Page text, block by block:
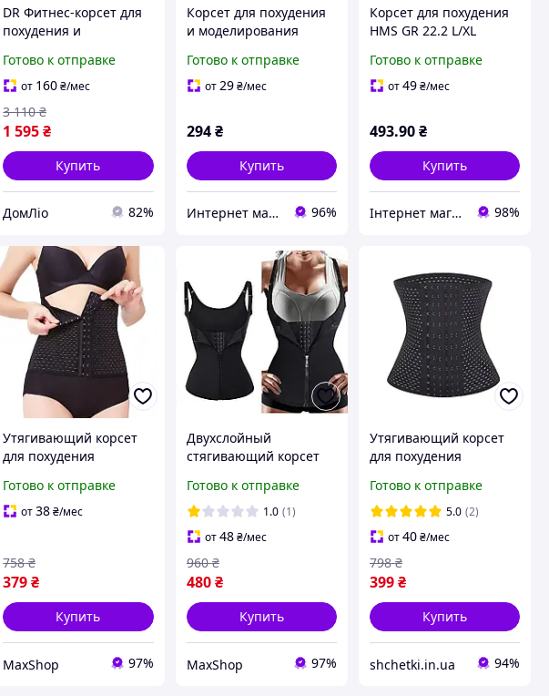
DR Фитнес-корсет для
похудения и
Doros Prop черный S
Doro-l2
Готово к отправке
от 160₴/мес
1 595₴
3 110 ₴
Купить
ДомЛіо 82%
Корсет для похудения
и моделирования
Clothes.
Готово к отправке
от29 ₴/мес
294 ₴
Купить
Интернет магазин "Нужные покупки" 96%
Корсет для похудения
HMS GR 22.2 L/XL
Готово к отправке
от49₴/мес
493.90₴
Купить
Інтернет магазин СпортТочка 98%
Утягивающий корсет
для похудения
коррекционный,
Корсет для втягивания
Готово к отправке
от38₴/мес
379₴
758 ₴
Купить
MaxShop 97%
Двухслойный
стягивающий корсет
компрессионный после
родов, Корсет женский
для коррекции фигуры
Мадонна
Готово к отправке
1.0 (1)
от48 ₴/мес
480 ₴
960 ₴
Купить
MaxShop 97%
Утягивающий корсет
для похудения
ребрами жесткости без
бретелей, Черный, S
Готово к отправке
5.0 (2)
от40₴/мес
399₴
798 ₴
Купить
shchetki.in.ua 94%